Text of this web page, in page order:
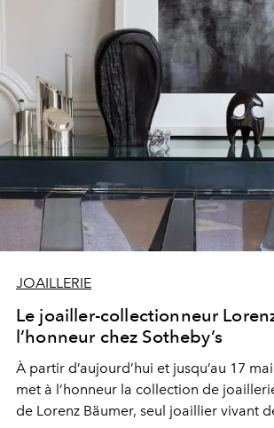
Suzanne Belperron, retour sur six
JOAILLERIE
Le joailler-collectionneur
l’honneur chez Sotheby’s
À partir d’aujourd’hui et jusqu’au 17
met à l’honneur la collection de
de Lorenz Bäumer, seul joaillier vivant